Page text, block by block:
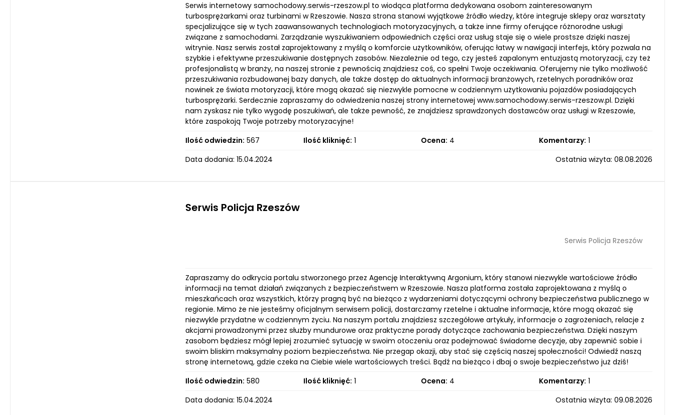
Serwis internetowy samochodowy.serwis-rzeszow.pl to wiodąca platforma dedykowana osobom zainteresowanym
turbosprężarkami oraz turbinami w Rzeszowie. Nasza strona stanowi wyjątkowe źródło wiedzy, które integruje sklepy oraz warsztaty
specjalizujące się w tych zaawansowanych technologiach motoryzacyjnych, a także inne firmy oferujące różnorodne usługi
związane z samochodami. Zarządzanie wyszukiwaniem odpowiednich części oraz usług staje się o wiele prostsze dzięki naszej
witrynie. Nasz serwis został zaprojektowany z myślą o komforcie użytkowników, oferując łatwy w nawigacji interfejs, który pozwala na
szybkie i efektywne przeszukiwanie dostępnych zasobów. Niezależnie od tego, czy jesteś zapalonym entuzjastą motoryzacji, czy też
profesjonalistą w branży, na naszej stronie z pewnością znajdziesz coś, co spełni Twoje oczekiwania. Oferujemy nie tylko możliwość
przeszukiwania rozbudowanej bazy danych, ale także dostęp do aktualnych informacji branżowych, rzetelnych poradników oraz
nowinek ze świata motoryzacji, które mogą okazać się niezwykle pomocne w codziennym użytkowaniu pojazdów posiadających
turbosprężarki. Serdecznie zapraszamy do odwiedzenia naszej strony internetowej www.samochodowy.serwis-rzeszow.pl. Dzięki
nam zyskasz nie tylko wygodę poszukiwań, ale także pewność, że znajdziesz sprawdzonych dostawców oraz usługi w Rzeszowie,
które zaspokoją Twoje potrzeby motoryzacyjne!
Ilość odwiedzin: 567 Ilość kliknięć: 1 Ocena: 4 Komentarzy: 1
Data dodania: 15.04.2024
Ostatnia wizyta: 08.08.2026
Serwis Policja Rzeszów
Serwis Policja Rzeszów
Zapraszamy do odkrycia portalu stworzonego przez Agencję Interaktywną Argonium, który stanowi niezwykle wartościowe źródło
informacji na temat działań związanych z bezpieczeństwem w Rzeszowie. Nasza platforma została zaprojektowana z myślą o
mieszkańcach oraz wszystkich, którzy pragną być na bieżąco z wydarzeniami dotyczącymi ochrony bezpieczeństwa publicznego w
regionie. Mimo że nie jesteśmy oficjalnym serwisem policji, dostarczamy rzetelne i aktualne informacje, które mogą okazać się
niezwykle przydatne w codziennym życiu. Na naszym portalu znajdziesz szczegółowe artykuły, informacje o zagrożeniach, relacje z
akcjami prowadzonymi przez służby mundurowe oraz praktyczne porady dotyczące zachowania bezpieczeństwa. Dzięki naszym
zasobom będziesz mógł lepiej zrozumieć sytuację w swoim otoczeniu oraz podejmować świadome decyzje, aby zapewnić sobie i
swoim bliskim maksymalny poziom bezpieczeństwa. Nie przegap okazji, aby stać się częścią naszej społeczności! Odwiedź naszą
stronę internetową, gdzie czeka na Ciebie wiele wartościowych treści. Bądź na bieżąco i dbaj o swoje bezpieczeństwo już dziś!
Ilość odwiedzin: 580 Ilość kliknięć: 1 Ocena: 4 Komentarzy: 1
Data dodania: 15.04.2024
Ostatnia wizyta: 09.08.2026